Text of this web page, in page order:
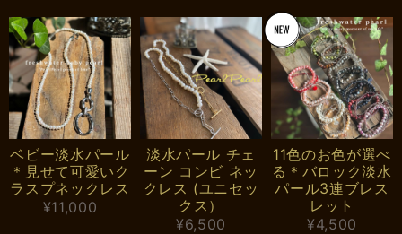
ベビー淡水パール
＊見せて可愛いク
ラスプネックレス
¥11,000
淡水パール チェ
ーン コンビ ネッ
クレス (ユニセッ
クス）
¥6,500
11色のお色が選べ
る＊バロック淡水
パール3連ブレス
レット
¥4,500